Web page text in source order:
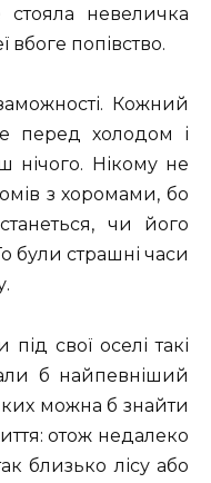
невеличка
вбоге попівство.
Кожний
перед холодом і
нічого. Нікому не
з хоромами, бо
чи його
були страшні часи
свої оселі такі
б найпевніший
можна б знайти
отож недалеко
близько лісу або